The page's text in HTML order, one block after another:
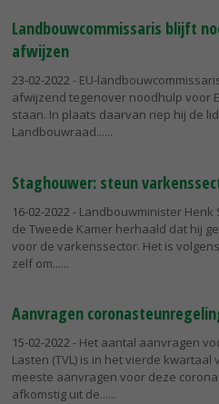
Landbouwcommissaris blijft
afwijzen
23-02-2022 - EU-
afwijzend tegenover noodhulp voor
staan. In plaats daarvan riep hij de
Landbouwraad...
Staghouwer: steun
16-02-2022 - Landbouwminister
de Tweede Kamer herhaald dat hij
voor de varkenssector. Het is
zelf om...
Aanvragen
15-02-2022 - Het aantal aanvragen
Lasten (TVL) is in het vierde kwartaal
meeste aanvragen voor deze
afkomstig uit de...